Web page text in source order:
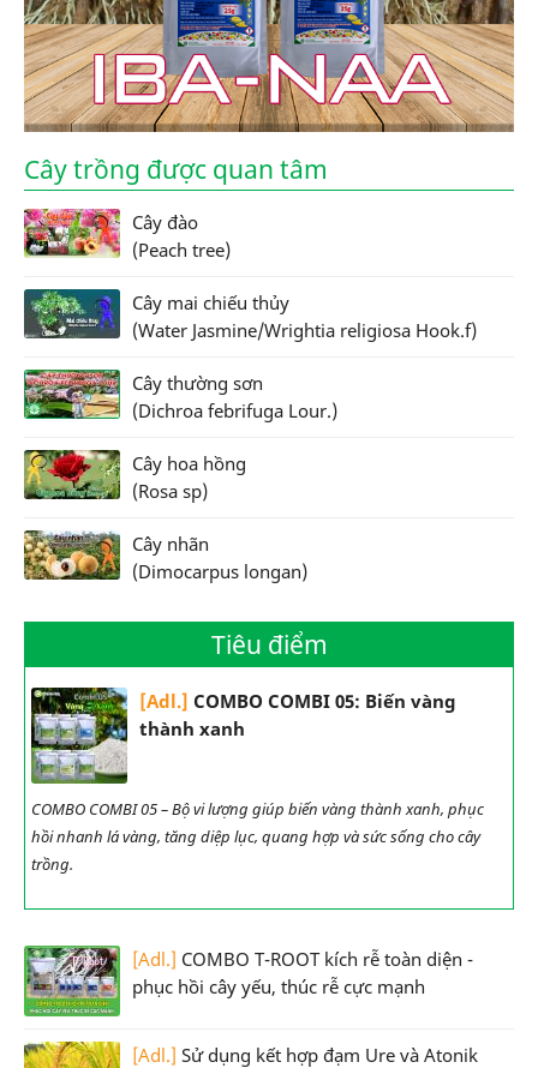
Cây trồng được quan tâm
Cây đào
(Peach tree)
Cây mai chiếu thủy
(Water Jasmine/Wrightia religiosa Hook.f)
Cây thường sơn
(Dichroa febrifuga Lour.)
Cây hoa hồng
(Rosa sp)
Cây nhãn
(Dimocarpus longan)
Tiêu điểm
[Adl.] COMBO COMBI 05: Biến vàng
thành xanh
COMBO COMBI 05 – Bộ vi lượng giúp biến vàng thành xanh, phục
hồi nhanh lá vàng, tăng diệp lục, quang hợp và sức sống cho cây
trồng.
[Adl.] COMBO T-ROOT kích rễ toàn diện -
phục hồi cây yếu, thúc rễ cực mạnh
[Adl.] Sử dụng kết hợp đạm Ure và Atonik